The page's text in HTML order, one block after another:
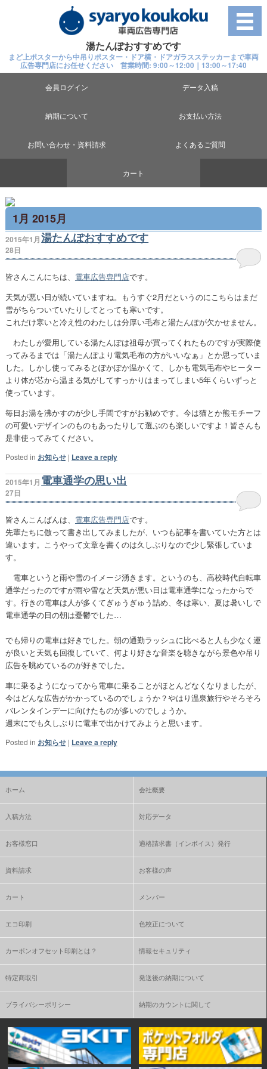
湯たんぽおすすめです
まど上ポスターから中吊りポスター・ドア横・ドアガラスステッカーまで車両
広告専門店にお任せください 営業時間: 9:00～12:00｜13:00～17:40
会員ログイン データ入稿
納期について お支払い方法
お問い合わせ・資料請求 よくあるご質問
カート
1月 2015月
湯たんぽおすすめです
2015年1月
28日
皆さんこんにちは、 電車広告専門店です。
天気が悪い日が続いていますね。もうすぐ2月だというのにこちらはまだ
雪がちらついていたりしてとっても寒いです。
これだけ寒いと冷え性のわたしは分厚い毛布と湯たんぽが欠かせません。
わたしが愛用している湯たんぽは祖母が買ってくれたものですが実際使
ってみるまでは「湯たんぽより電気毛布の方がいいなぁ」とか思っていま
した。しかし使ってみるとぽかぽか温かくて、しかも電気毛布やヒーター
より体が芯から温まる気がしてすっかりはまってしまい5年くらいずっと
使っています。
毎日お湯を沸かすのが少し手間ですがお勧めです。今は猫とか熊モチーフ
の可愛いデザインのものもあったりして選ぶのも楽しいですよ！皆さんも
是非使ってみてください。
Posted in お知らせ | Leave a reply
電車通学の思い出
2015年1月
27日
皆さんこんばんは、 電車広告専門店です。
先輩たちに倣って書き出してみましたが、いつも記事を書いていた方とは
違います。こうやって文章を書くのは久しぶりなので少し緊張していま
す。
電車というと雨や雪のイメージ湧きます。というのも、高校時代自転車
通学だったのですが雨や雪など天気が悪い日は電車通学になったからで
す。行きの電車は人が多くてぎゅうぎゅう詰め、冬は寒い、夏は暑いしで
電車通学の日の朝は憂鬱でした…
でも帰りの電車は好きでした。朝の通勤ラッシュに比べると人も少なく運
が良いと天気も回復していて、何より好きな音楽を聴きながら景色や吊り
広告を眺めているのが好きでした。
車に乗るようになってから電車に乗ることがほとんどなくなりましたが、
今はどんな広告がかかっているのでしょうか？やはり温泉旅行やそろそろ
バレンタインデーに向けたものが多いのでしょうか。
週末にでも久しぶりに電車で出かけてみようと思います。
Posted in お知らせ | Leave a reply
ホーム 会社概要
入稿方法 対応データ
お客様窓口 適格請求書（インボイス）発行
資料請求 お客様の声
カート メンバー
エコ印刷 色校正について
カーボンオフセット印刷とは？ 情報セキュリティ
特定商取引 発送後の納期について
プライバシーポリシー 納期のカウントに関して